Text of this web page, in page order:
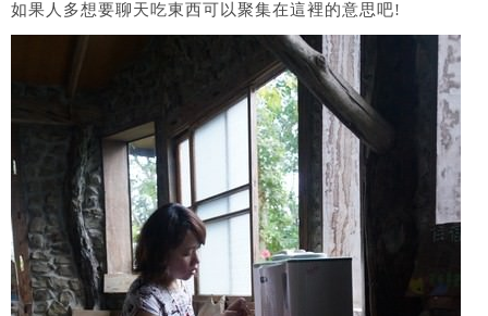
如果人多想要聊天吃東西可以聚集在這裡的意思吧!